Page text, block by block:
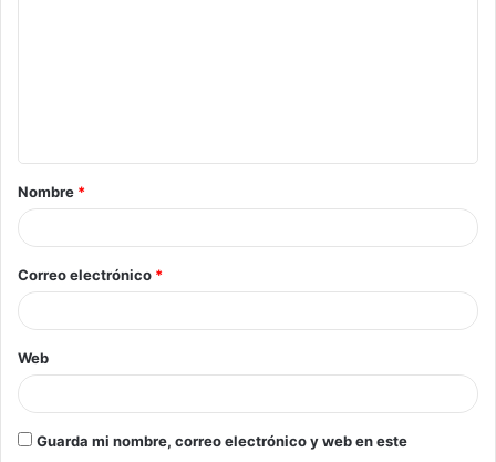
a
r
*
Nombre *
Correo electrónico *
Web
Guarda mi nombre, correo electrónico y web en este